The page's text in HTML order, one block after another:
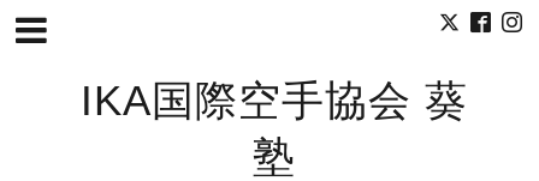
IKA国際空手協会 葵
塾